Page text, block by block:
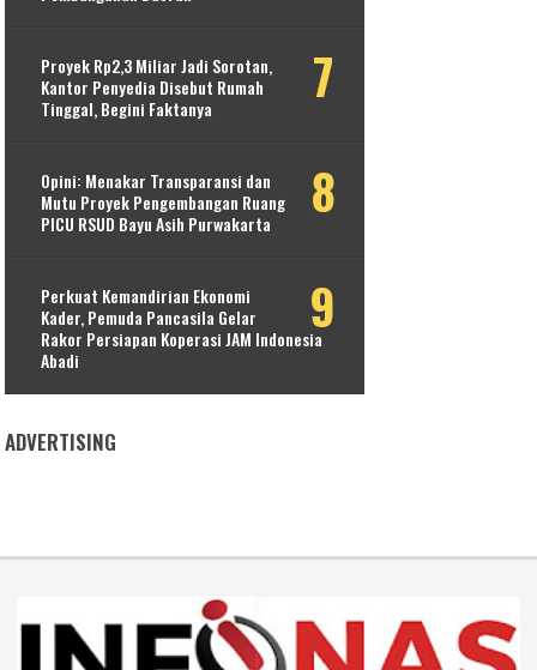
Proyek Rp2,3 Miliar Jadi Sorotan,
Kantor Penyedia Disebut Rumah
Tinggal, Begini Faktanya
Opini: Menakar Transparansi dan
Mutu Proyek Pengembangan Ruang
PICU RSUD Bayu Asih Purwakarta
Perkuat Kemandirian Ekonomi
Kader, Pemuda Pancasila Gelar
Rakor Persiapan Koperasi JAM Indonesia
Abadi
ADVERTISING